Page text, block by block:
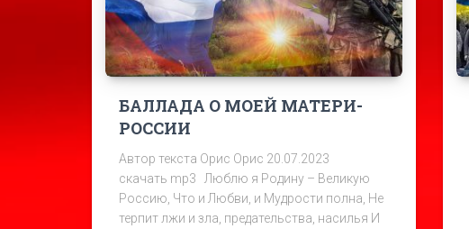
БАЛЛАДА О МОЕЙ МАТЕРИ-
РОССИИ
Автор текста Орис Орис 20.07.2023
скачать mp3 Люблю я Родину – Великую
Россию, Что и Любви, и Мудрости полна, Не
терпит лжи и зла, предательства, насилья И